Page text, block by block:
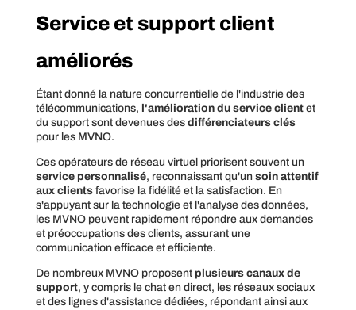
Service et support client
améliorés
Étant donné la nature concurrentielle de l'industrie des
télécommunications, l'amélioration du service clientet
du support sont devenues des différenciateurs clés
pour les MVNO.
Ces opérateurs de réseau virtuel priorisent souvent un
service personnalisé, reconnaissant qu'un soin attentif
aux clientsfavorise la fidélité et la satisfaction. En
s'appuyant sur la technologie et l'analyse des données,
les MVNO peuvent rapidement répondre aux demandes
et préoccupations des clients, assurant une
communication efficace et efficiente.
De nombreux MVNO proposent plusieurs canaux de
support, y compris le chat en direct, les réseaux sociaux
et des lignes d'assistance dédiées, répondant ainsi aux